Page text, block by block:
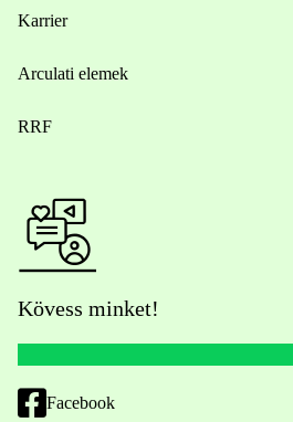
Karrier
Arculati elemek
RRF
Kövess minket!
Facebook